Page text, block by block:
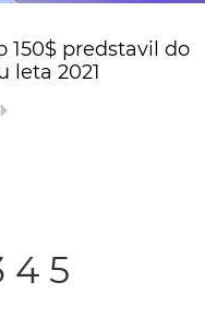
150$ predstavil do
leta 2021
4 5